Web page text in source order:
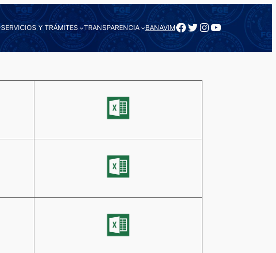
SERVICIOS Y TRÁMITES TRANSPARENCIA BANAVIMFacebook
Twitter
Instagram
YouTube